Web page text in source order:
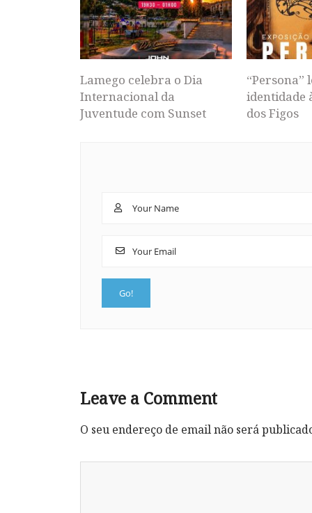
Lamego celebra o Dia
Internacional da
Juventude com Sunset
“Persona”
identidade
dos Figos
Leave a Comment
O seu endereço de email não será